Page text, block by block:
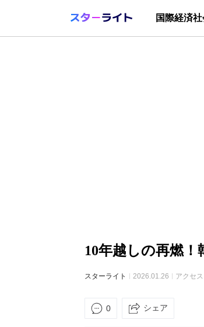
国際経済社
10年越しの再燃
スターライト 2026.01.26 アクセス
0 シェア